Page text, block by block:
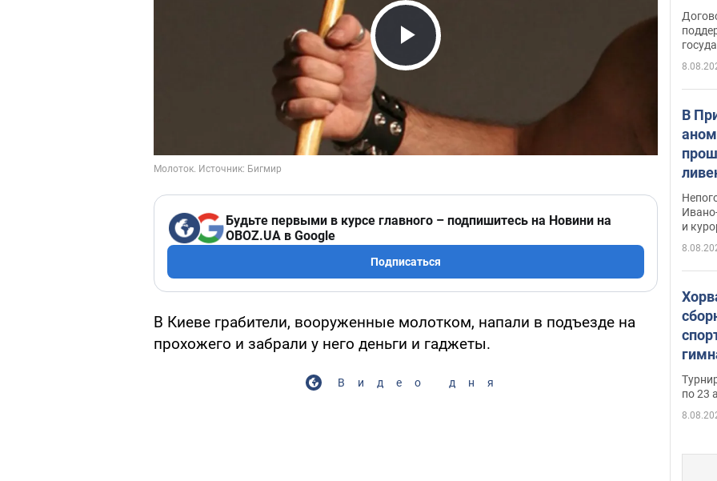
Play Video
Будьте первыми в курсе главного – подпишитесь на Новини на
OBOZ.UA в Google
Подписаться
В Киеве грабители, вооруженные молотком, напали в подъезде на
прохожего и забрали у него деньги и гаджеты.
Видео дня
В
и
на
по 23